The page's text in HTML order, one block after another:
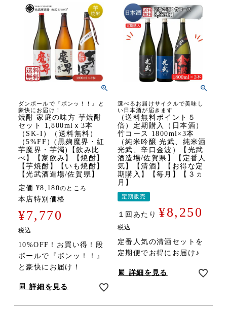
ダンボールで『ボンッ！！』と
豪快にお届け！
焼酎 家庭の味方 芋焼酎
セット 1,800mlｘ3本
（SK-I）（送料無料）
（5%FF）(黒麹魔界・紅
芋魔界・芋濁)【飲み比
べ】【家飲み】【焼酎】
【芋焼酎】【いも焼酎】
【光武酒造場/佐賀県】
定価 ¥8,180のところ
本店特別価格
¥7,770
税込
10%OFF！お買い得！段
ボールで『ボンッ！！』
と豪快にお届け！
詳細を見る
選べるお届けサイクルで美味し
い日本酒が届きます
（送料無料ポイント５
倍）定期購入（日本酒）
竹コース 1800ml×3本
（純米吟醸 光武、純米酒
光武、辛口金波）【光武
酒造場/佐賀県】【定番人
気】【清酒】【お得な定
期購入】【毎月】【３ヵ
月】
定期販売
１回あたり ¥8,250
税込
定番人気の清酒セットを
定期便でお得にお届け♪
詳細を見る